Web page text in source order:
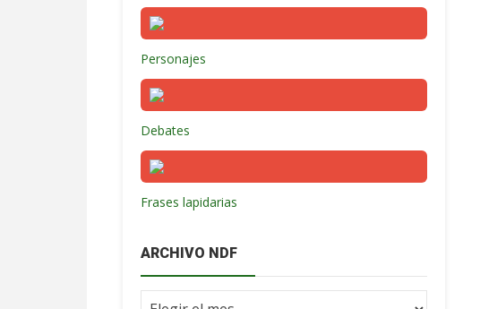
Personajes
Debates
Frases lapidarias
ARCHIVO NDF
Archivo